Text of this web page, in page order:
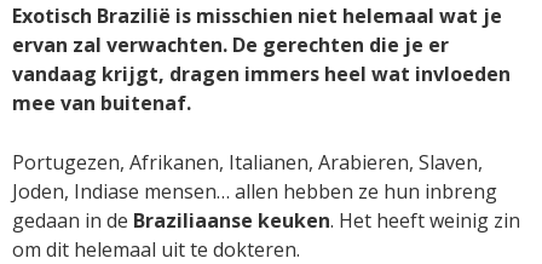
Exotisch Brazilië is misschien niet helemaal wat je
ervan zal verwachten. De gerechten die je er
vandaag krijgt, dragen immers heel wat invloeden
mee van buitenaf.
Portugezen, Afrikanen, Italianen, Arabieren, Slaven,
Joden, Indiase mensen… allen hebben ze hun inbreng
gedaan in de Braziliaanse keuken. Het heeft weinig zin
om dit helemaal uit te dokteren.